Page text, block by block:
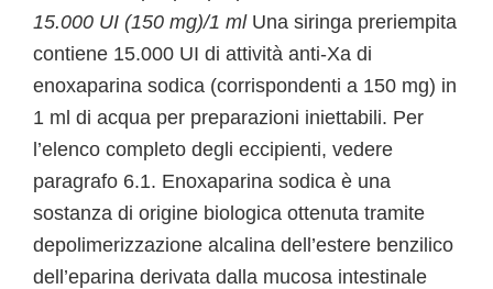
15.000 UI (150 mg)/1 mlUna siringa preriempita
contiene 15.000 UI di attività anti-Xa di
enoxaparina sodica (corrispondenti a 150 mg) in
1 ml di acqua per preparazioni iniettabili. Per
l’elenco completo degli eccipienti, vedere
paragrafo 6.1. Enoxaparina sodica è una
sostanza di origine biologica ottenuta tramite
depolimerizzazione alcalina dell’estere benzilico
dell’eparina derivata dalla mucosa intestinale